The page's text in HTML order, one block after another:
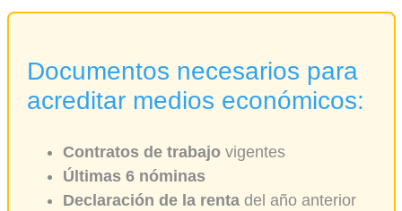
Documentos necesarios para
acreditar medios económicos:
Contratos de trabajo vigentes
Últimas 6 nóminas
Declaración de la renta del año anterior